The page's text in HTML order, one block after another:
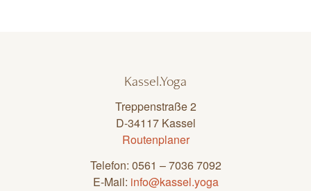
Kassel.Yoga
Treppenstraße 2
D-34117 Kassel
Routenplaner
Telefon: 0561 – 7036 7092
E-Mail: info@kassel.yoga